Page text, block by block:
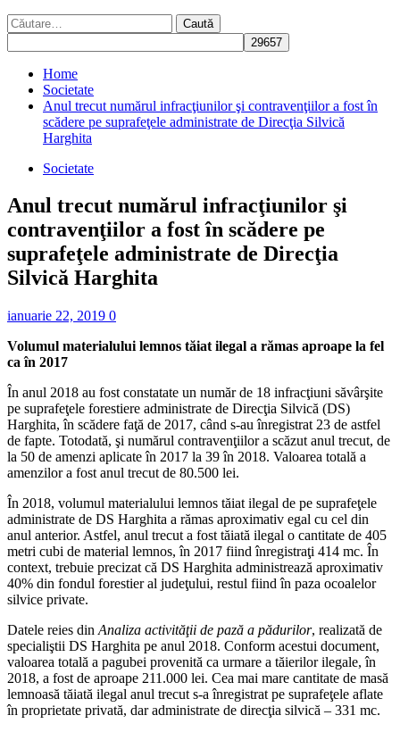
Caută
după:
Home
Societate
Anul trecut numărul infracţiunilor şi contravenţiilor a fost în
scădere pe suprafeţele administrate de Direcţia Silvică
Harghita
Societate
Anul trecut numărul infracţiunilor şi
contravenţiilor a fost în scădere pe
suprafeţele administrate de Direcţia
Silvică Harghita
ianuarie 22, 2019 0
Volumul materialului lemnos tăiat ilegal a rămas aproape la fel
ca în 2017
În anul 2018 au fost constatate un număr de 18 infracţiuni săvârşite
pe suprafeţele forestiere administrate de Direcţia Silvică (DS)
Harghita, în scădere faţă de 2017, când s-au înregistrat 23 de astfel
de fapte. Totodată, şi numărul contravenţiilor a scăzut anul trecut, de
la 50 de amenzi aplicate în 2017 la 39 în 2018. Valoarea totală a
amenzilor a fost anul trecut de 80.500 lei.
În 2018, volumul materialului lemnos tăiat ilegal de pe suprafeţele
administrate de DS Harghita a rămas aproximativ egal cu cel din
anul anterior. Astfel, anul trecut a fost tăiată ilegal o cantitate de 405
metri cubi de material lemnos, în 2017 fiind înregistraţi 414 mc. În
context, trebuie precizat că DS Harghita administrează aproximativ
40% din fondul forestier al judeţului, restul fiind în paza ocoalelor
silvice private.
Datele reies din Analiza activităţii de pază a pădurilor, realizată de
specialiştii DS Harghita pe anul 2018. Conform acestui document,
valoarea totală a pagubei provenită ca urmare a tăierilor ilegale, în
2018, a fost de aproape 211.000 lei. Cea mai mare cantitate de masă
lemnoasă tăiată ilegal anul trecut s-a înregistrat pe suprafeţele aflate
în proprietate privată, dar administrate de direcţia silvică – 331 mc.